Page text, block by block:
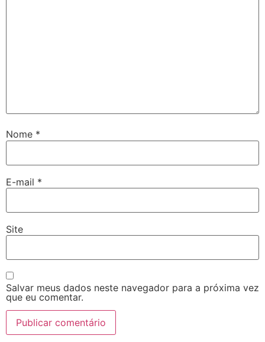
Nome *
E-mail *
Site
Salvar meus dados neste navegador para a próxima vez
que eu comentar.